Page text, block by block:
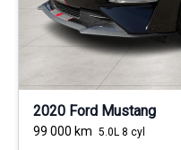
2020 Ford Mustang
99 000 km 5.0L 8 cyl